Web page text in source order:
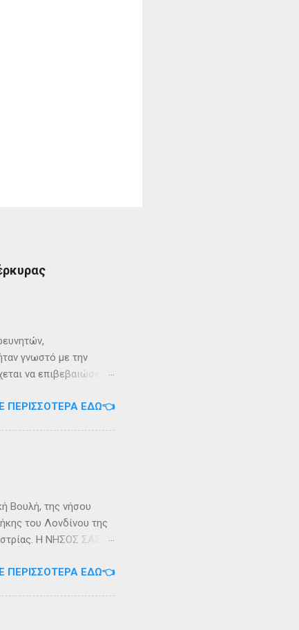
γνωστό με την
να επιβεβαιώσει
η οποία ζούσε σε μία
Φεύγωντας ο
ΠΕΡΙΣΣΌΤΕΡΑ ΕΔΏ👈
Βουλή, της νήσου
του Λονδίνου της
Η ΝΗΣΟΣ ΣΑΣΩΝ
περίπου 6 τ.χλμ.
του πολέμου ανάμεσα
ΠΕΡΙΣΣΌΤΕΡΑ ΕΔΏ👈